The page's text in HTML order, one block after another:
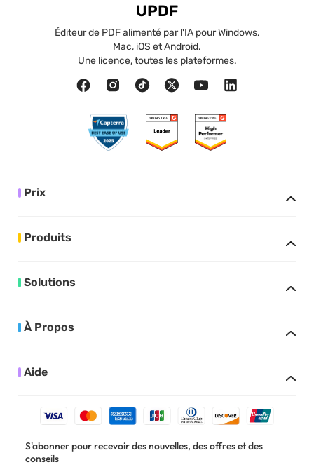
UPDF
Éditeur de PDF alimenté par l'IA pour Windows,
Mac, iOS et Android.
Une licence, toutes les plateformes.
Prix
Produits
Solutions
À Propos
Aide
S'abonner pour recevoir des nouvelles, des offres et des
conseils